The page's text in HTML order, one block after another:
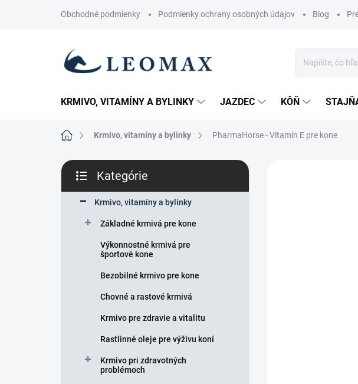
Obchodné podmienky Podmienky ochrany osobných údajov Blog
KRMIVO, VITAMÍNY A BYLINKY JAZDEC KÔŇ
DomovKrmivo, vitamíny a bylinky PharmaHorse - Vitamín E pre kone
B
č
kategórie
Kategórie
Krmivo, vitamíny a bylinky
Základné krmivá pre kone
Výkonnostné krmivá pre
športové kone
Bezobilné krmivo pre kone
Chovné a rastové krmivá
Krmivo pre zdravie a vitalitu
Rastlinné oleje pre výživu koní
Krmivo pri zdravotných
problémoch